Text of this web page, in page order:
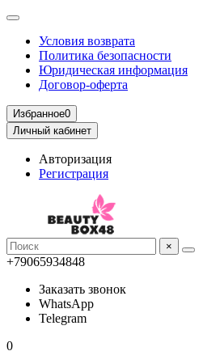
Условия возврата
Политика безопасности
Юридическая информация
Договор-оферта
Избранное0
Личный кабинет
Авторизация
Регистрация
×
+79065934848
Заказать звонок
WhatsApp
Telegram
0